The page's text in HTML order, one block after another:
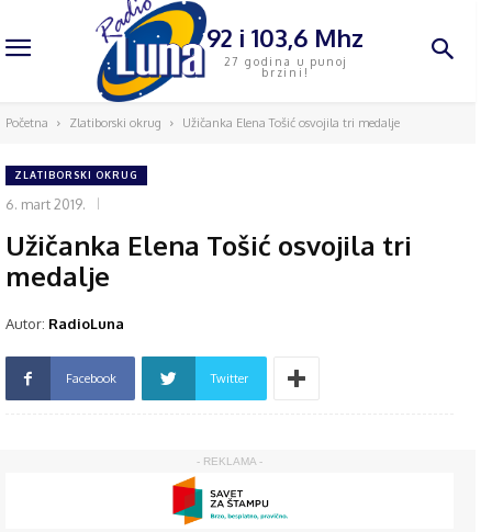
92 i 103,6 Mhz
27 godina u punoj
brzini!
Početna Zlatiborski okrug Užičanka Elena Tošić osvojila tri medalje
ZLATIBORSKI OKRUG
6. mart 2019.
Užičanka Elena Tošić osvojila tri
medalje
Autor: RadioLuna
Facebook Twitter
- REKLAMA -